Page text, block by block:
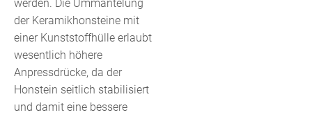
werden. Die Ummantelung
der Keramikhonsteine mit
einer Kunststoffhülle erlaubt
wesentlich höhere
Anpressdrücke, da der
Honstein seitlich stabilisiert
und damit eine bessere